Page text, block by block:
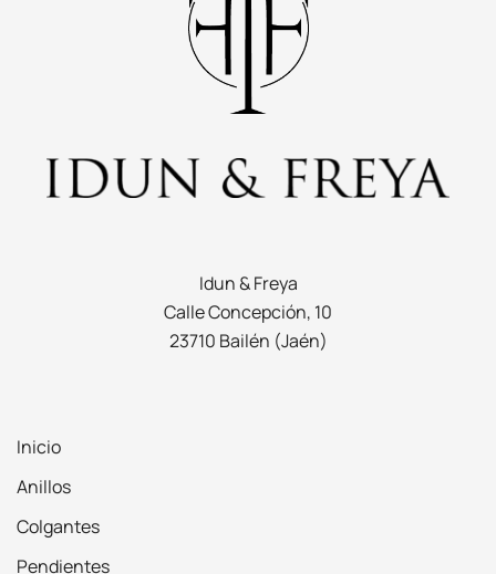
Idun & Freya
Calle Concepción, 10
23710 Bailén (Jaén)
Inicio
Anillos
Colgantes
Pendientes